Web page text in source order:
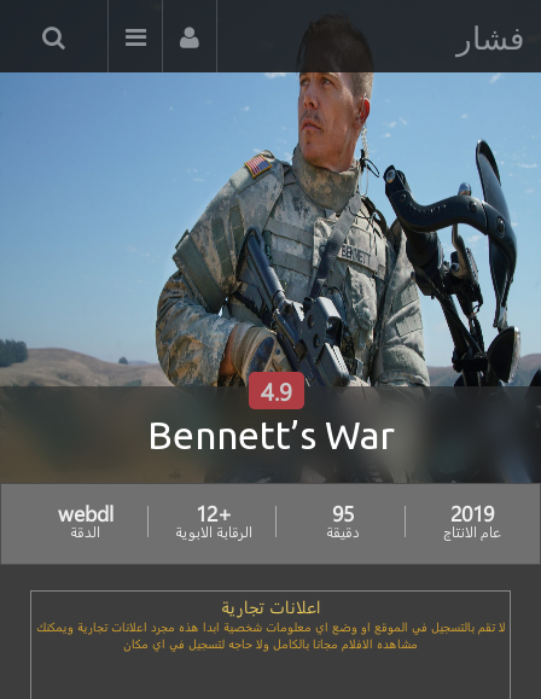
فشار
Bennett’s War
4.9
2019
عام الانتاج
95
دقيقة
+12
الرقابة الابوية
webdl
الدقة
اعلانات تجارية
لا تقم بالتسجيل في الموقع او وضع اي معلومات شخصية ابدا هذه مجرد اعلانات تجارية ويمكنك
مشاهده الافلام مجانا بالكامل ولا حاجه لتسجيل في اي مكان